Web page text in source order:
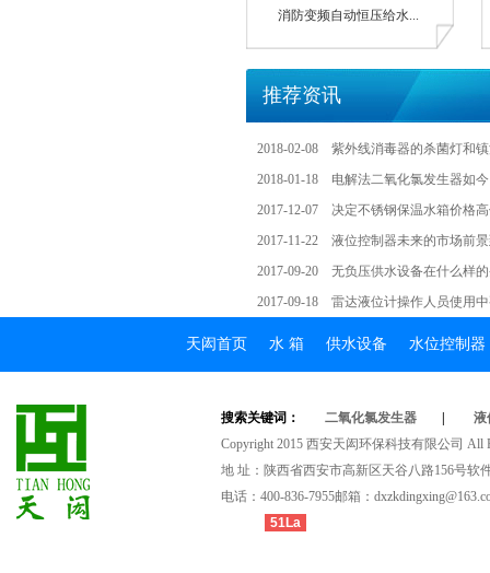
消防变频自动恒压给水...
推荐资讯
2018-02-08
紫外线消毒器的杀菌灯和
2018-01-18
电解法二氧化氯发生器如
2017-12-07
决定不锈钢保温水箱价格
2017-11-22
液位控制器未来的市场前
2017-09-20
无负压供水设备在什么样
2017-09-18
雷达液位计操作人员使用
天闳首页 水箱 供水设备 水位控制器
搜索关键词： 二氧化氯发生器
液
Copyright2015西安天闳环保科技有限公司
地址：陕西省西安市高新区天谷八路156号软
电话：400-836-7955邮箱：
51La